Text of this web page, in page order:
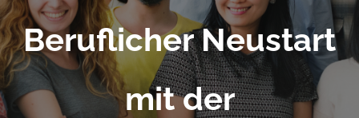
Beruflicher Neustart
mit der